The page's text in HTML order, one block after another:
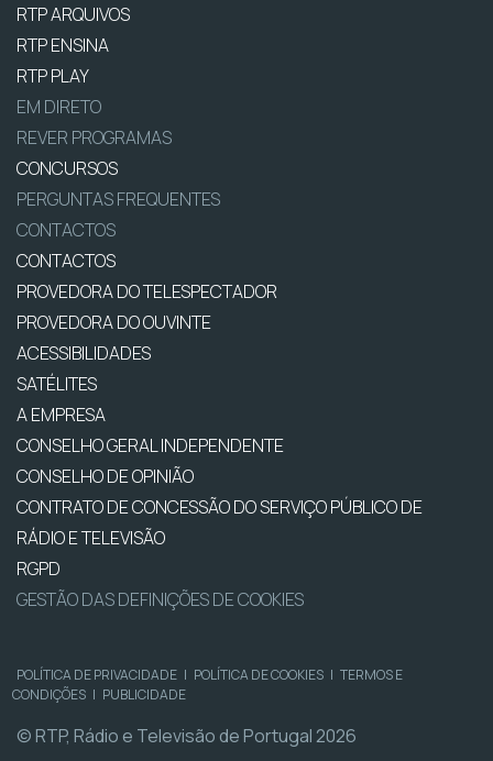
RTP ARQUIVOS
RTP ENSINA
RTP PLAY
EM DIRETO
REVER PROGRAMAS
CONCURSOS
PERGUNTAS FREQUENTES
CONTACTOS
CONTACTOS
PROVEDORA DO TELESPECTADOR
PROVEDORA DO OUVINTE
ACESSIBILIDADES
SATÉLITES
A EMPRESA
CONSELHO GERAL INDEPENDENTE
CONSELHO DE OPINIÃO
CONTRATO DE CONCESSÃO DO SERVIÇO PÚBLICO DE
RÁDIO E TELEVISÃO
RGPD
GESTÃO DAS DEFINIÇÕES DE COOKIES
POLÍTICA DE PRIVACIDADE | POLÍTICA DE COOKIES | TERMOS E
CONDIÇÕES | PUBLICIDADE
© RTP, Rádio e Televisão de Portugal 2026